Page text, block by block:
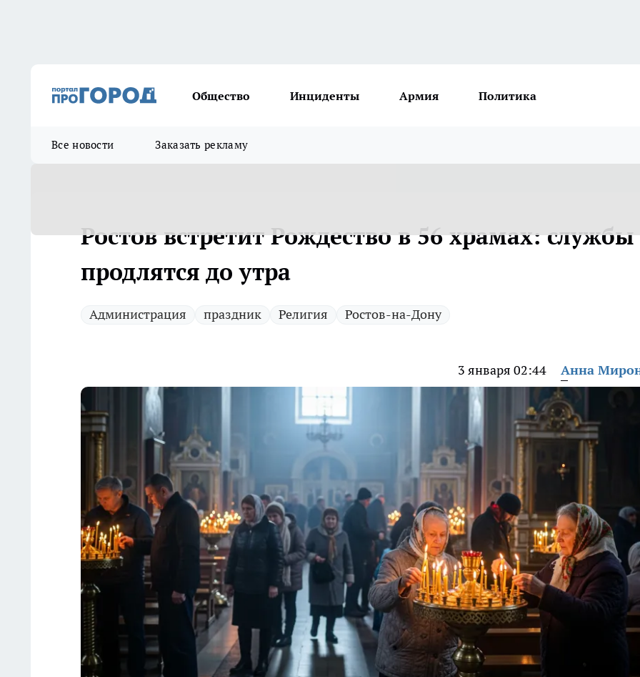
Общество Инциденты Армия Политика
Все новости Заказать рекламу
Ростов встретит Рождество в 56 храмах: службы
продлятся до утра
Администрация праздник Религия Ростов-на-Дону
3 января 02:44 Анна